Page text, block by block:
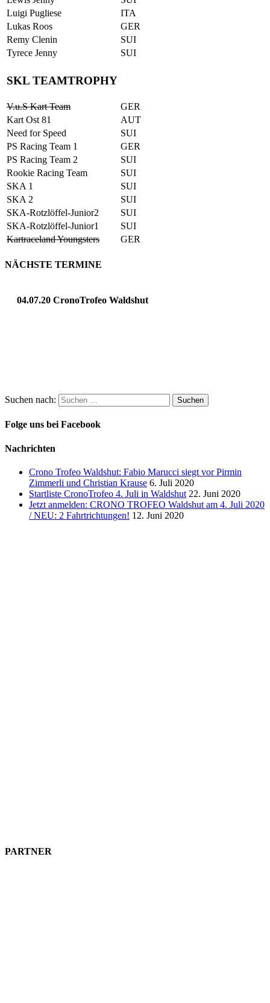
Luigi Pugliese
ITA
Lukas Roos
GER
Remy Clenin
SUI
Tyrece Jenny
SUI
SKL TEAMTROPHY
V.u.S Kart Team
GER
Kart Ost 81
AUT
Need for Speed
SUI
PS Racing Team 1
GER
PS Racing Team 2
SUI
Rookie Racing Team
SUI
SKA 1
SUI
SKA 2
SUI
SKA-Rotzlöffel-Junior2
SUI
SKA-Rotzlöffel-Junior1
SUI
Kartraceland Youngsters
GER
NÄCHSTE TERMINE
04.07.20 CronoTrofeo Waldshut
Suchen nach:
Folge uns bei Facebook
Nachrichten
Crono Trofeo Waldshut: Fabio Marucci siegt vor Pirmin
Zimmerli und Christian Krause 6. Juli 2020
Startliste CronoTrofeo 4. Juli in Waldshut 22. Juni 2020
Jetzt anmelden: CRONO TROFEO Waldshut am 4. Juli 2020
/ NEU: 2 Fahrtrichtungen! 12. Juni 2020
PARTNER